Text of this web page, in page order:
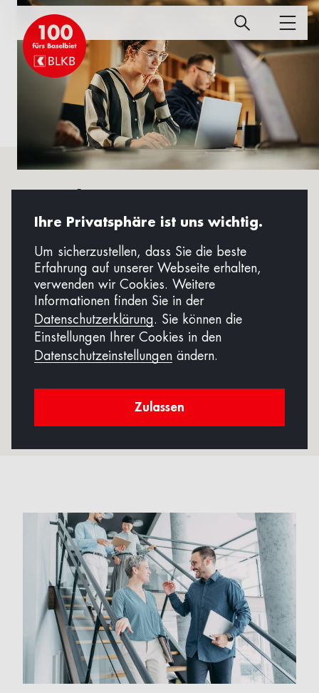
Geschäftsidee selbstständig machen oder
mit Ihrem Start-up den nächsten
Entwicklungsschritt angehen? Sie suchen
kompetente Beratung und einen
vertrauenswürdigen Finanzierungspartner?
Wir freuen uns auf Ihre Bewerbung.
Zur Bewerbung
Ihre Privatsphäre ist uns wichtig.
Um sicherzustellen, dass Sie die beste
Erfahrung auf unserer Webseite erhalten,
verwenden wir Cookies. Weitere
Informationen finden Sie in der
Datenschutzerklärung. Sie können die
Einstellungen Ihrer Cookies in den
Datenschutzeinstellungen ändern.
Zulassen